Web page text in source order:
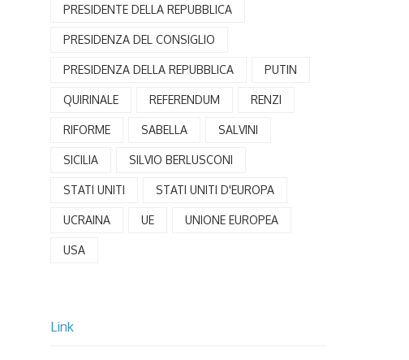
PRESIDENTE DELLA REPUBBLICA
PRESIDENZA DEL CONSIGLIO
PRESIDENZA DELLA REPUBBLICA PUTIN
QUIRINALE REFERENDUM RENZI
RIFORME SABELLA SALVINI
SICILIA SILVIO BERLUSCONI
STATI UNITI STATI UNITI D'EUROPA
UCRAINA UE UNIONE EUROPEA
USA
Link